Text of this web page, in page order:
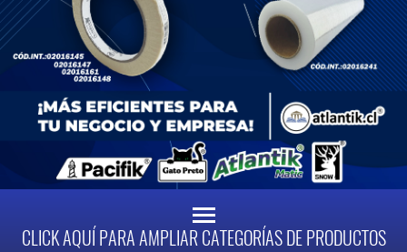
CLICK AQUÍ PARA AMPLIAR CATEGORÍAS DE PRODUCTOS